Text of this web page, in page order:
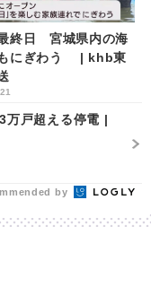
終日 宮城県内の海
にぎわう | khb東
戸超える停電 |
by